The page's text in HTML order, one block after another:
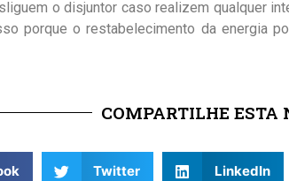
o disjuntor caso realizem qualquer
porque o restabelecimento da energia
COMPARTILHE ESTA
Twitter LinkedIn